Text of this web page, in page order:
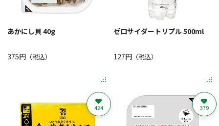
あかにし貝 40g
375円 （税込）
ゼロサイダートリプル 500ml
127円（税込）
424 379